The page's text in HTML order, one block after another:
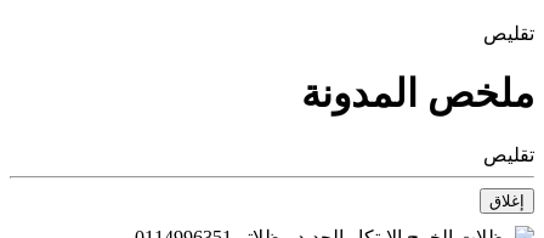
تقليص
ملخص المدونة
تقليص
إغلاق